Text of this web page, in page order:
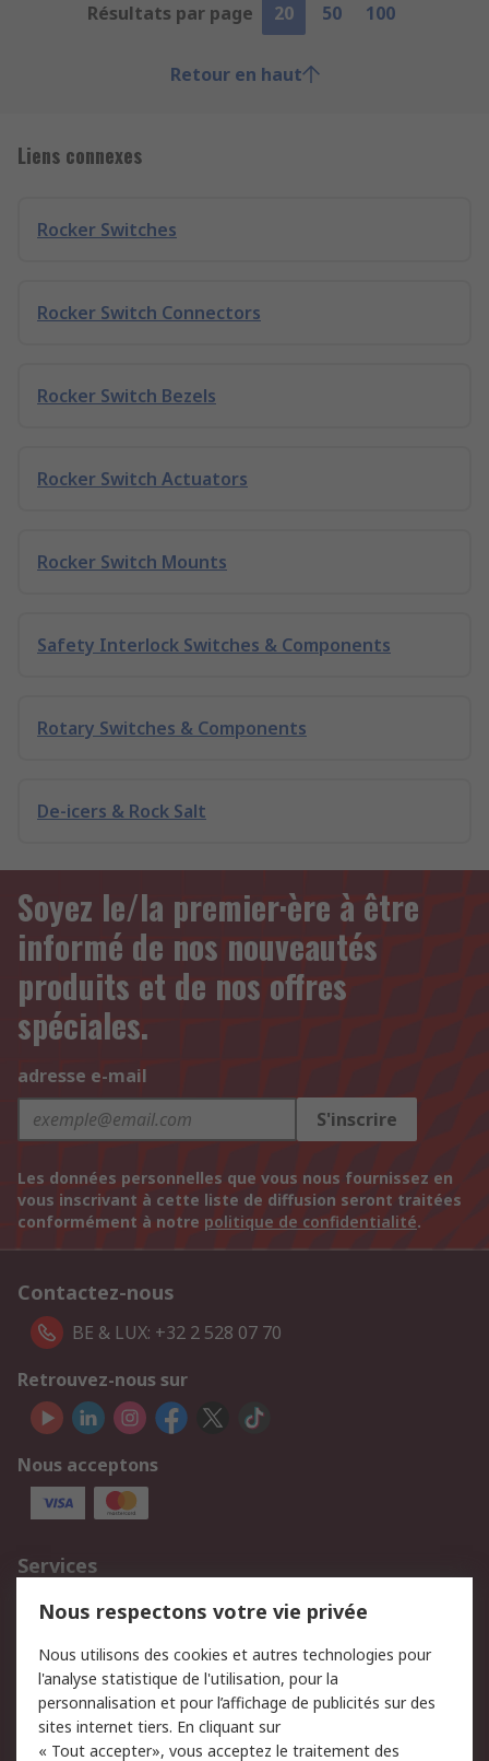
Résultats par page
20 50 100
Retour en haut
Liens connexes
Rocker Switches
Rocker Switch Connectors
Rocker Switch Bezels
Rocker Switch Actuators
Rocker Switch Mounts
Safety Interlock Switches & Components
Rotary Switches & Components
De-icers & Rock Salt
Soyez le/la premier·ère à être
informé de nos nouveautés
produits et de nos offres
spéciales.
adresse e-mail
S'inscrire
Les données personnelles que vous nous fournissez en
vous inscrivant à cette liste de diffusion seront traitées
conformément à notre politique de confidentialité.
Contactez-nous
BE & LUX: +32 2 528 07 70
Retrouvez-nous sur
Nous acceptons
Services
750.000 produits
2.500 marques
Retours
Support technique
Track & trace
Legal
Nous respectons votre vie privée
Nous utilisons des cookies et autres technologies pour
l'analyse statistique de l'utilisation, pour la
personnalisation et pour l’affichage de publicités sur des
sites internet tiers. En cliquant sur
« Tout accepter», vous acceptez le traitement des